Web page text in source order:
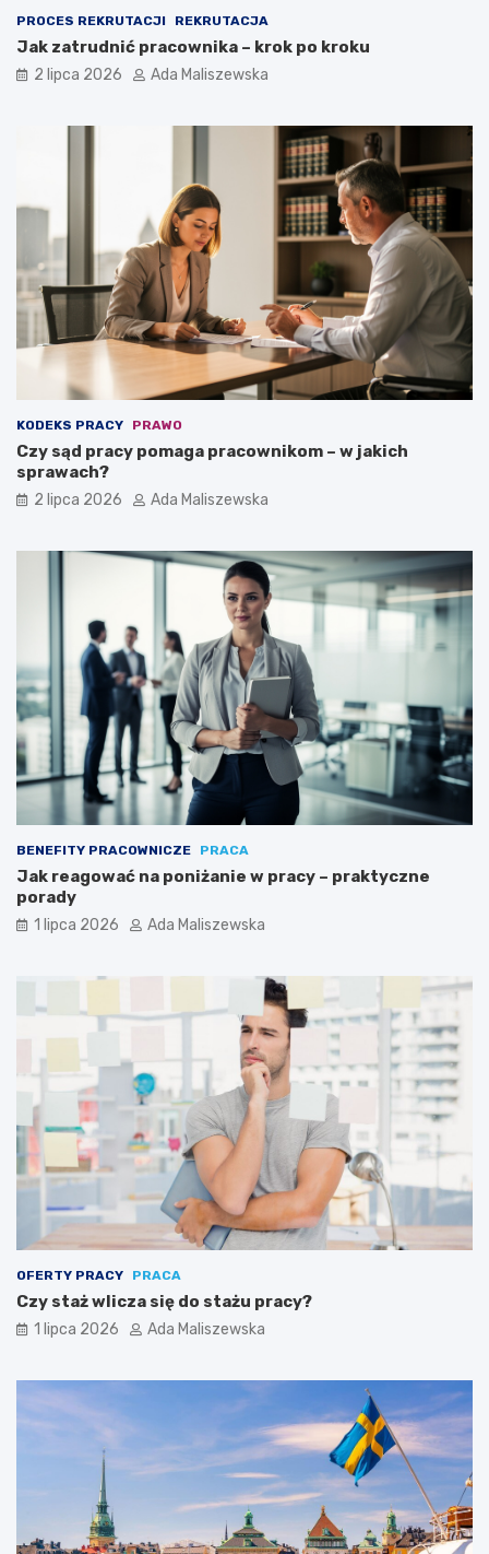
PROCES REKRUTACJI REKRUTACJA
Jak zatrudnić pracownika – krok po kroku
2 lipca 2026 Ada Maliszewska
KODEKS PRACY PRAWO
Czy sąd pracy pomaga pracownikom – w jakich
sprawach?
2 lipca 2026 Ada Maliszewska
BENEFITY PRACOWNICZE PRACA
Jak reagować na poniżanie w pracy – praktyczne
porady
1 lipca 2026 Ada Maliszewska
OFERTY PRACY PRACA
Czy staż wlicza się do stażu pracy?
1 lipca 2026 Ada Maliszewska